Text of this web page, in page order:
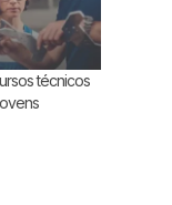
técnicos